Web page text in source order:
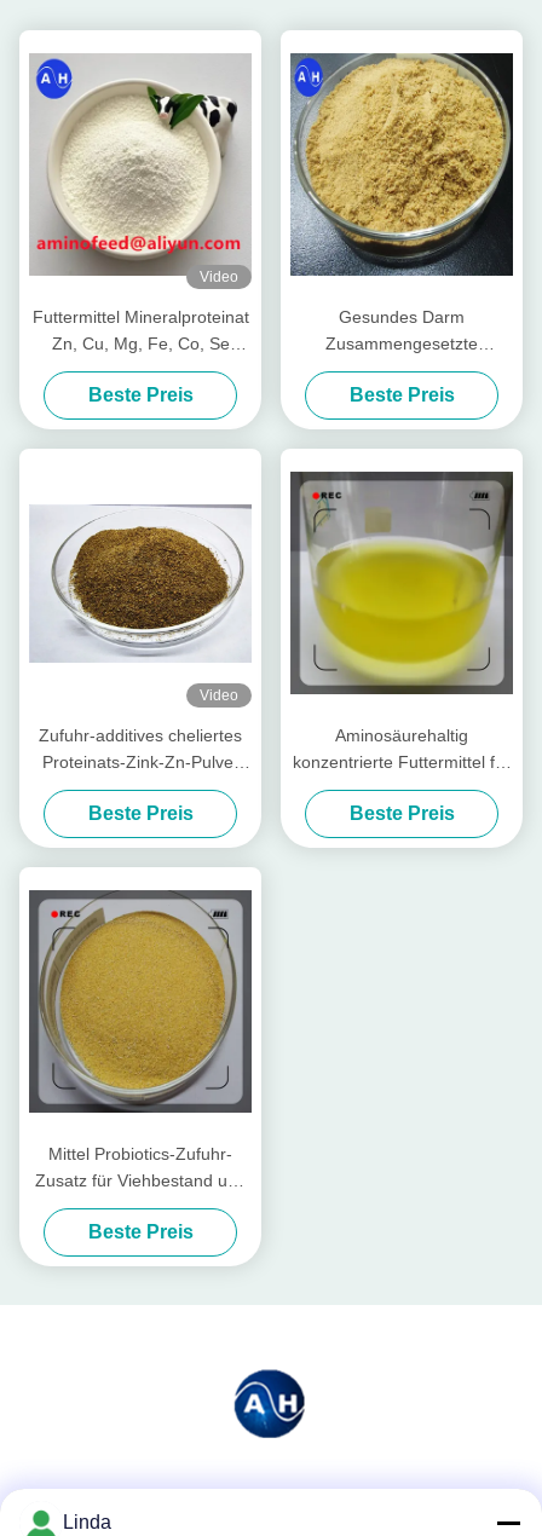
Video
Futtermittel Mineralproteinat
Zn, Cu, Mg, Fe, Co, Se
Form
Beste Preis
Gesundes Darm
Zusammengesetzte
Nährstoffpeptide für Viehvieh
Beste Preis
Video
Zufuhr-additives cheliertes
Proteinats-Zink-Zn-Pulver
mit Rohprotein für
Futtermühle
Beste Preis
Aminosäurehaltig
konzentrierte Futtermittel für
Geflügel und Vieh
Beste Preis
Mittel Probiotics-Zufuhr-
Zusatz für Viehbestand und
Geflügel
Beste Preis
Linda